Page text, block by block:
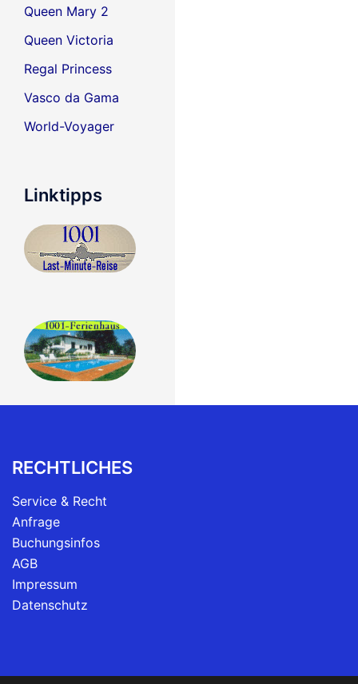
Queen Mary 2
Queen Victoria
Regal Princess
Vasco da Gama
World-Voyager
Linktipps
RECHTLICHES
Service & Recht
Anfrage
Buchungsinfos
AGB
Impressum
Datenschutz